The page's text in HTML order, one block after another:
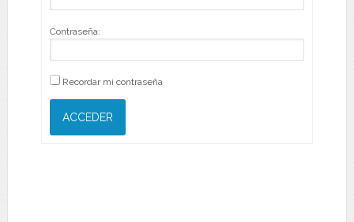
Contraseña:
Recordar mi contraseña
ACCEDER